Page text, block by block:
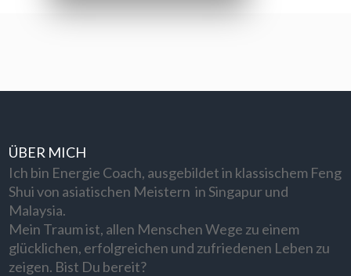
ÜBER MICH
Ich bin Energie Coach, ausgebildet in klassischem Feng
Shui von asiatischen Meistern in Singapur und
Malaysia.
Mein Traum ist, allen Menschen Wege zu einem
glücklichen, erfolgreichen und zufriedenen Leben zu
zeigen. Bist Du bereit?